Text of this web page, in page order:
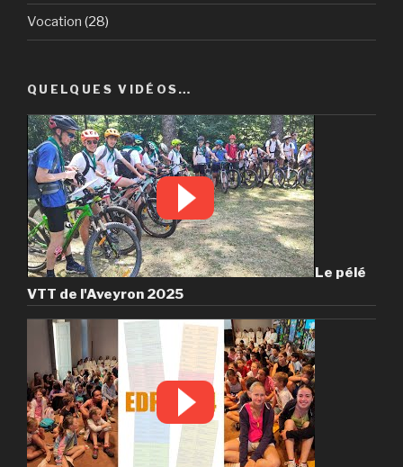
Vocation (28)
QUELQUES VIDÉOS…
Le pélé
VTT de l'Aveyron 2025